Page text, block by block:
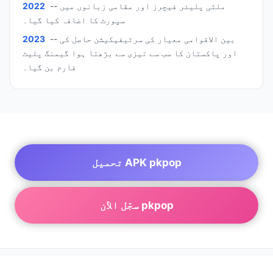
2022 -- ملٹی پلیئر فیچرز اور مقامی زبانوں میں
سپورٹ کا اضافہ کیا گیا۔
2023 -- بین الاقوامی معیار کی سرٹیفیکیشن حاصل کی
اور پاکستان کا سب سے تیزی سے بڑھتا ہوا گیمنگ پلیٹ
فارم بن گیا۔
تحميل APK pkpop
سجّل الآن pkpop